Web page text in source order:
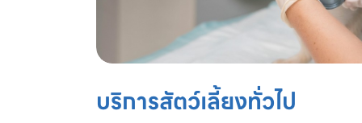
บริการสัตว์เลี้ยงทั่วไป